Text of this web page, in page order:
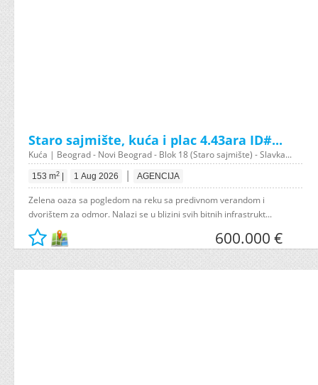
Staro sajmište, kuća i plac 4.43ara ID#...
Kuća | Beograd - Novi Beograd - Blok 18 (Staro sajmište) - Slavka...
153 m2 1 Aug 2026 | AGENCIJA
Zelena oaza sa pogledom na reku sa predivnom verandom i
dvorištem za odmor. Nalazi se u blizini svih bitnih infrastrukt...
600.000 €